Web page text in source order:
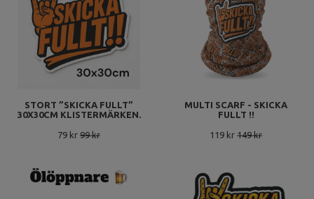
STORT ”SKICKA FULLT”
30X30CM KLISTERMÄRKEN.
79 kr 99 kr
MULTI SCARF - SKICKA
FULLT !!
119 kr 149 kr